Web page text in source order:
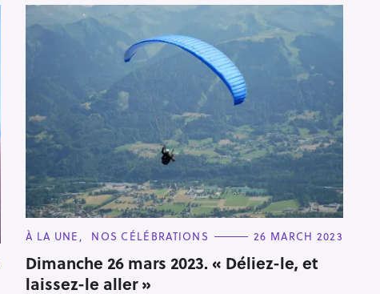
C
T
E
G
À LA UNE NOS CÉLÉBRATIONS 26 MARCH 2023
Dimanche 26 mars 2023. « Déliez-le, et
laissez-le aller »